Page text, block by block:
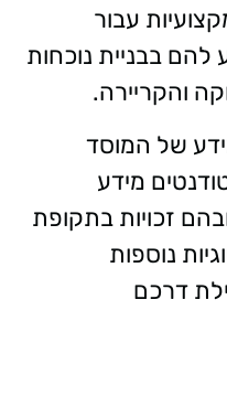
עבור
בבניית נוכחות
והקריירה.
של המוסד
מידע
זכויות בתקופת
נוספות
דרכם